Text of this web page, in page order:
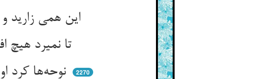
تا نمیرد هیچ افرنگی چنین ** هیچ ملحد را مبادا این حنین
نوحه‌ها کرد او بر جان خویش ** روی عزرائیل دیده پیش پیش
2270